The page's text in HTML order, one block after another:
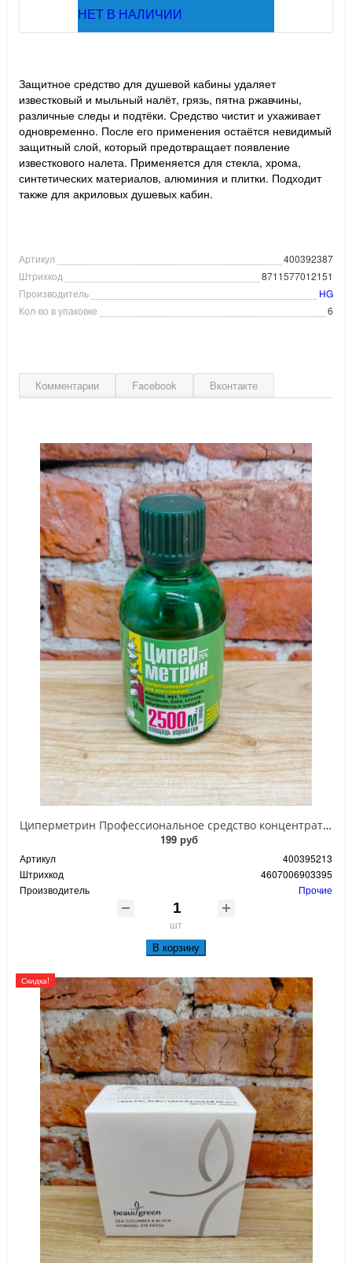
НЕТ В НАЛИЧИИ
Защитное средство для душевой кабины удаляет
известковый и мыльный налёт, грязь, пятна ржавчины,
различные следы и подтёки. Средство чистит и ухаживает
одновременно. После его применения остаётся невидимый
защитный слой, который предотвращает появление
известкового налета. Применяется для стекла, хрома,
синтетических материалов, алюминия и плитки. Подходит
также для акриловых душевых кабин.
Артикул
400392387
Штрихкод
8711577012151
Производитель
HG
Кол-во в упаковке
6
Комментарии Facebook Вконтакте
Циперметрин Профессиональное средство концентрат эмульсии 25% для уничтожения тараканов, мух,комаров, блох, клопов, муравьев, ос 50 мл
199 руб
Артикул
400395213
Штрихкод
4607006903395
Производитель
Прочие
шт
В корзину
Скидка!